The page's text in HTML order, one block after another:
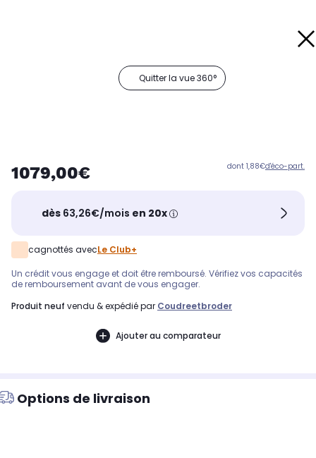
Quitter la vue 360°
1079,00€ dont 1,88€d'éco-part.
dès 63,26€/mois en 20x
cagnottés avecLe Club+
Un crédit vous engage et doit être remboursé. Vérifiez vos capacités
de remboursement avant de vous engager.
produit neuf vendu & expédié par Coudreetbroder
Ajouter au comparateur
Options de livraison